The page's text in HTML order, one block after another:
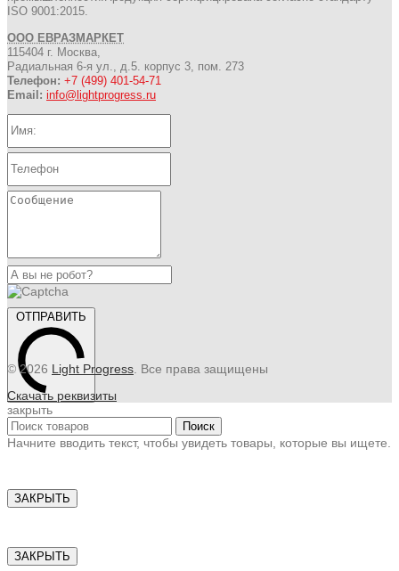
ISO 9001:2015.
ООО ЕВРАЗМАРКЕТ
115404 г. Москва,
Радиальная 6-я ул., д.5. корпус 3, пом. 273
Телефон: +7 (499) 401-54-71
Email: info@lightprogress.ru
ОТПРАВИТЬ
© 2026 Light Progress . Все права защищены
Скачать реквизиты
закрыть
Поиск
Начните вводить текст, чтобы увидеть товары, которые вы ищете.
ЗАКРЫТЬ
ЗАКРЫТЬ